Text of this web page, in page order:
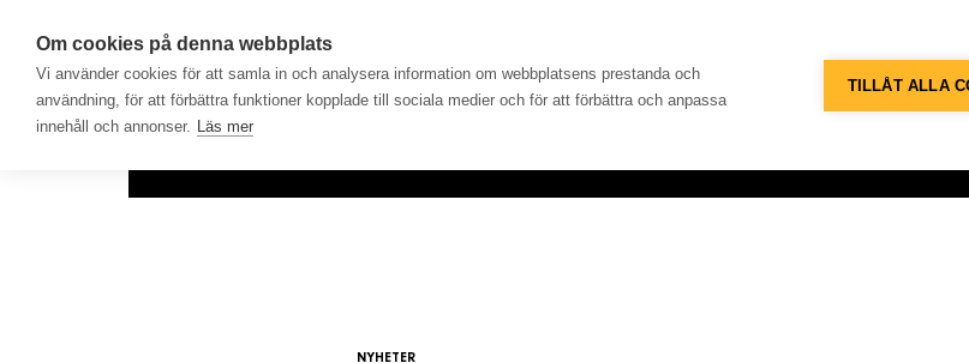
+46 8 515 109 70
NYHETER
Om cookies på denna webbplats
Vi använder cookies för att samla in och analysera information om webbplatsens prestanda och
användning, för att förbättra funktioner kopplade till sociala medier och för att förbättra och anpassa
innehåll och annonser. Läs mer
TILLÅT ALLA